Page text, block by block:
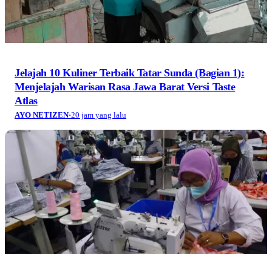
Jelajah 10 Kuliner Terbaik Tatar Sunda (Bagian 1):
Menjelajah Warisan Rasa Jawa Barat Versi Taste
Atlas
AYO NETIZEN·20 jam yang lalu